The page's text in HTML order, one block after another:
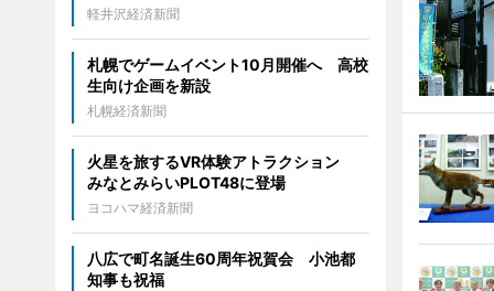
軽井沢経済新聞
札幌でゲームイベント10月開催へ 高校
生向け企画を新設
札幌経済新聞
火星を旅するVR体験アトラクション
みなとみらいPLOT48に登場
ヨコハマ経済新聞
八広で町名誕生60周年祝賀会 小池都
知事も祝福